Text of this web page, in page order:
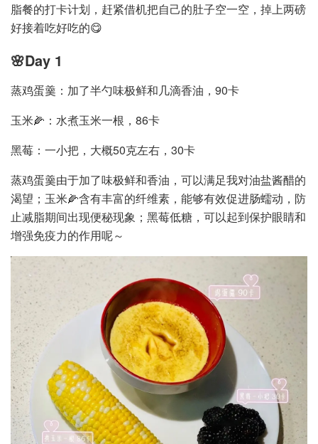
脂餐的打卡计划，赶紧借机把自己的肚子空一空，掉上两磅
好接着吃好吃的😋
🌸Day 1
蒸鸡蛋羹：加了半勺味极鲜和几滴香油，90卡
玉米🌽：水煮玉米一根，86卡
黑莓：一小把，大概50克左右，30卡
蒸鸡蛋羹由于加了味极鲜和香油，可以满足我对油盐酱醋的
渴望；玉米🌽含有丰富的纤维素，能够有效促进肠蠕动，防
止减脂期间出现便秘现象；黑莓低糖，可以起到保护眼睛和
增强免疫力的作用呢～